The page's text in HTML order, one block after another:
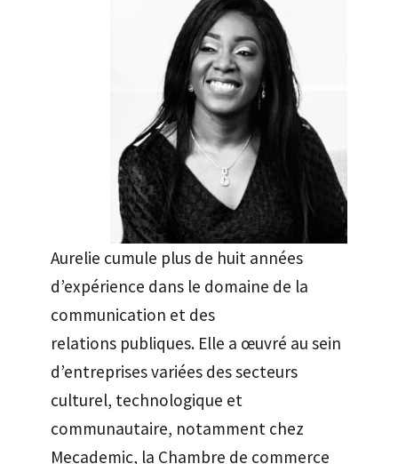
Aurelie cumule plus de huit années
d’expérience dans le domaine de la
communication et des
relations publiques. Elle a œuvré au sein
d’entreprises variées des secteurs
culturel, technologique et
communautaire, notamment chez
Mecademic, la Chambre de commerce